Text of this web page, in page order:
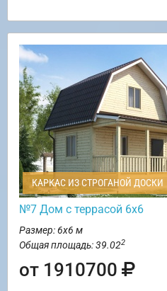
КАРКАС ИЗ СТРОГАНОЙ ДОСКИ
№7 Дом с террасой 6х6
Размер: 6х6 м
Общая площадь: 39.022
от 1910700